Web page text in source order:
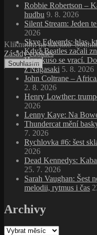
Kliknutím na tlačítko
Zásady cookies
Souhlasím
Robbie Robertson –
hudbu 9. 8. 2026
Silent Stream: Jeden
2026
Skye Edwards: hlas,
Když Beatles začali
Hanakuso se vrací.
z Nagasaki 5. 8. 2026
John Coltrane –
2. 8. 2026
Henry Lowther:
2026
Lenny Kaye: Na
Thundercat mění
7. 2026
Rychlovka #6: šest
2026
Dead Kennedys:
25. 7. 2026
Sarah Vaughan: Šest
melodii, rytmus i čas
Archivy
Archivy